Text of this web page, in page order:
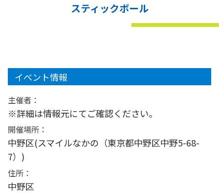
スティックボール
イベント情報
主催者：
※詳細は情報元にてご確認ください。
開催場所：
中野区(スマイルなかの（東京都中野区中野5-68-
7）)
住所：
中野区